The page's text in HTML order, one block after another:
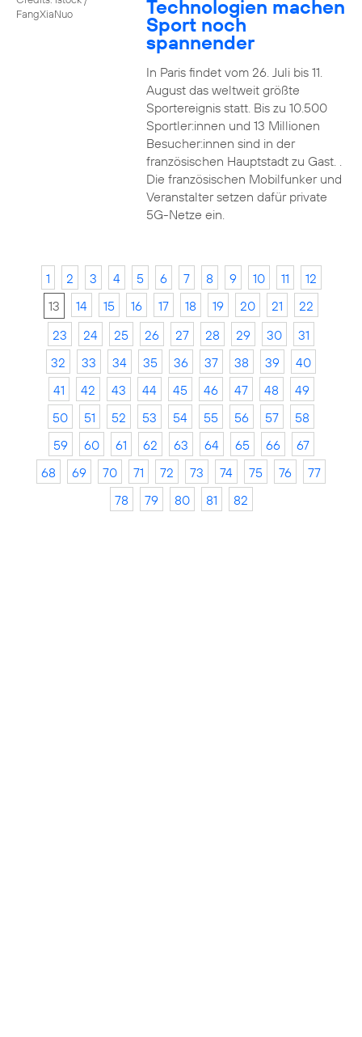
FangXiaNuo
Technologien machen
Sport noch
spannender
In Paris findet vom 26. Juli bis 11.
August das weltweit größte
Sportereignis statt. Bis zu 10.500
Sportler:innen und 13 Millionen
Besucher:innen sind in der
französischen Hauptstadt zu Gast. .
Die französischen Mobilfunker und
Veranstalter setzen dafür private
5G-Netze ein.
1 2 3 4 5 6 7 8 9 10 11
12
13
14 15 16 17 18 19 20 21
22
23
24 25 26 27 28 29 30
31
32
33 34 35 36 37 38 39
40
41
42 43 44 45 46 47 48
49
50
51 52 53 54 55 56 57
58
59
60 61 62 63 64 65 66
67
68
69 70 71 72 73 74 75 76
77
78
79 80 81 82